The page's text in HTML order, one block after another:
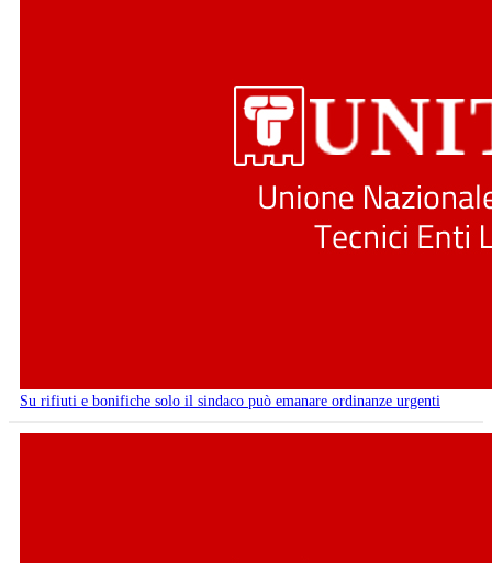
Su rifiuti e bonifiche solo il sindaco può emanare ordinanze urgenti